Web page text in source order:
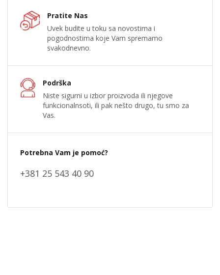
Pratite Nas
Uvek budite u toku sa novostima i
pogodnostima koje Vam spremamo
svakodnevno.
Podrška
Niste sigurni u izbor proizvoda ili njegove
funkcionalnsoti, ili pak nešto drugo, tu smo za
Vas.
Potrebna Vam je pomoć?
+381 25 543 40 90